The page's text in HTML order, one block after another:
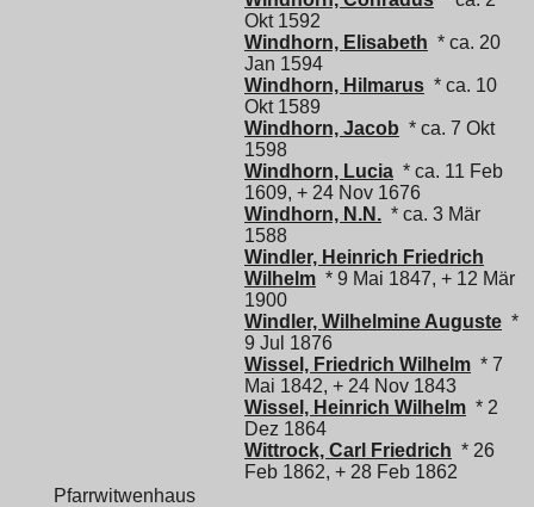
Okt 1592
Windhorn, Elisabeth * ca. 20
Jan 1594
Windhorn, Hilmarus * ca. 10
Okt 1589
Windhorn, Jacob * ca. 7 Okt
1598
Windhorn, Lucia * ca. 11 Feb
1609, + 24 Nov 1676
Windhorn, N.N. * ca. 3 Mär
1588
Windler, Heinrich Friedrich
Wilhelm * 9 Mai 1847, + 12 Mär
1900
Windler, Wilhelmine Auguste *
9 Jul 1876
Wissel, Friedrich Wilhelm * 7
Mai 1842, + 24 Nov 1843
Wissel, Heinrich Wilhelm * 2
Dez 1864
Wittrock, Carl Friedrich * 26
Feb 1862, + 28 Feb 1862
Pfarrwitwenhaus